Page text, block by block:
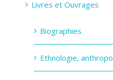
Livres et Ouvrages
Biographies
Ethnologie,